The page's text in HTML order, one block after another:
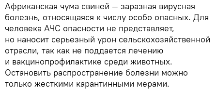
Африканская чума свиней — заразная вирусная
болезнь, относящаяся к числу особо опасных. Для
человека АЧС опасности не представляет,
но наносит серьезный урон сельскохозяйственной
отрасли, так как не поддается лечению
и вакцинопрофилактике среди животных.
Остановить распространение болезни можно
только жесткими карантинными мерами.